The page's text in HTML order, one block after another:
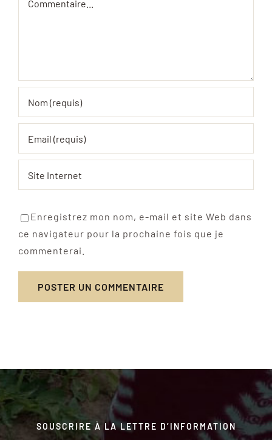
Enregistrez mon nom, e-mail et site Web dans
ce navigateur pour la prochaine fois que je
commenterai.
SOUSCRIRE À LA LETTRE D’INFORMATION